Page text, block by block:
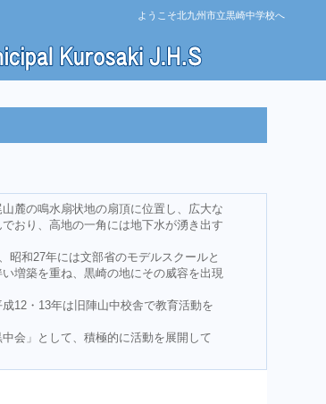
ようこそ北九州市立黒崎中学校へ
麓の鳴水扇状地の扇頂に位置し、広大な
おり、高地の一角には地下水が湧き出す
和27年には文部省のモデルスクールと
増築を重ね、黒崎の地にその威容を出現
12・13年は旧陣山中校舎で教育活動を
会」として、積極的に活動を展開して